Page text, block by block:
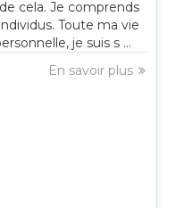
cela. Je comprends
Toute ma vie
je suis s ...
En savoir plus